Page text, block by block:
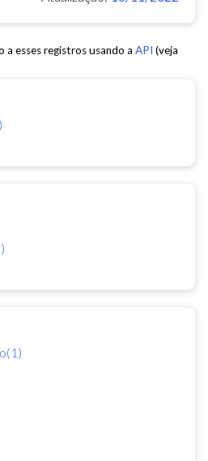
esses registros usando a API (veja